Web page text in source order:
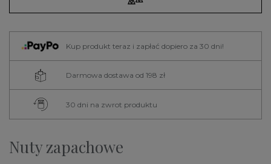
Kup produkt teraz i zapłać dopiero za 30 dni!
Darmowa dostawa od 198 zł
30 dni na zwrot produktu
Nuty zapachowe